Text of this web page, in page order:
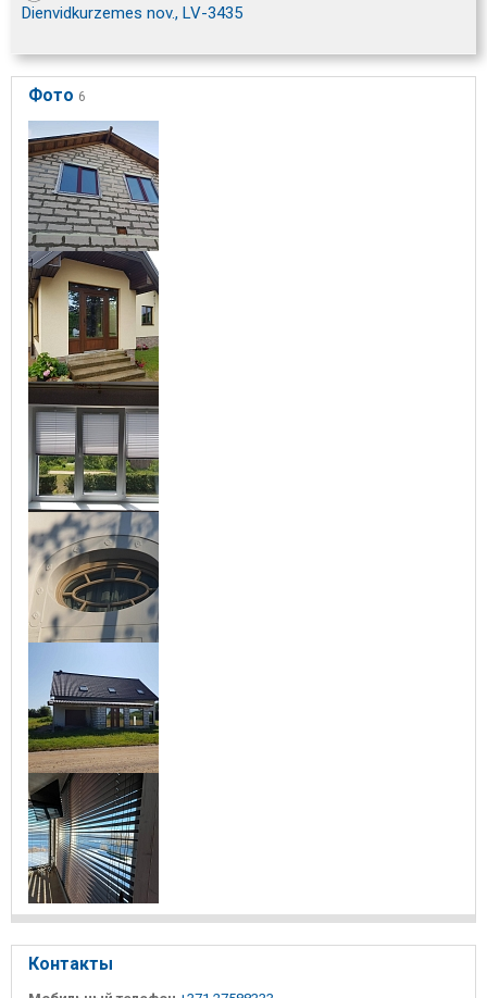
Dienvidkurzemes nov., LV-3435
Фото 6
Контакты